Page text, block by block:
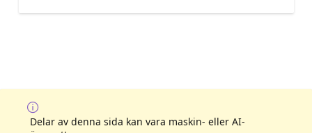
Delar av denna sida kan vara maskin- eller AI-